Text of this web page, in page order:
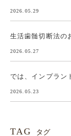
2026.05.29
生活歯髄切断法
2026.05.27
では、インプラン
2026.05.23
TAG タグ